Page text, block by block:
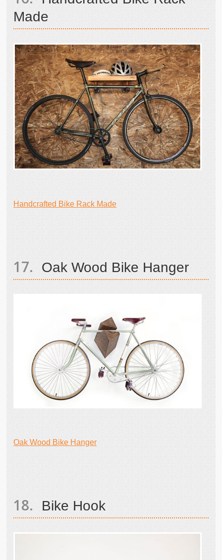
Made
Handcrafted Bike Rack Made
Oak Wood Bike Hanger
Oak Wood Bike Hanger
Bike Hook